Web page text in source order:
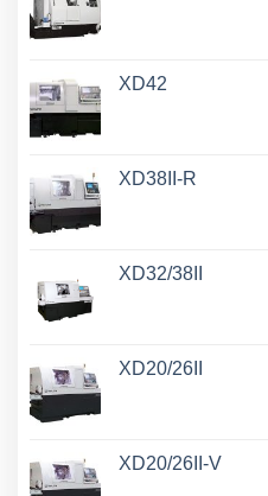
XD42
XD38II-R
XD32/38II
XD20/26II
XD20/26II-V